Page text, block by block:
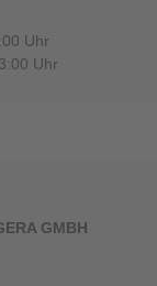
Uhr
Uhr
GMBH